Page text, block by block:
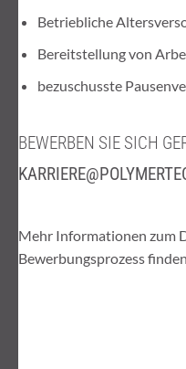
Betriebliche
Bereitstellung von
bezuschusste
BEWERBEN SIE SICH
Mehr Informationen zum
Bewerbungsprozess